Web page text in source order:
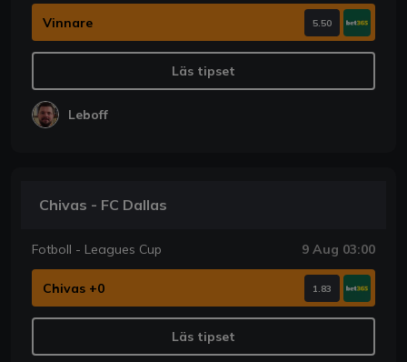
Vinnare 5.50
Läs tipset
Leboff
Chivas - FC Dallas
Fotboll - Leagues Cup 9 Aug 03:00
Chivas +0 1.83
Läs tipset